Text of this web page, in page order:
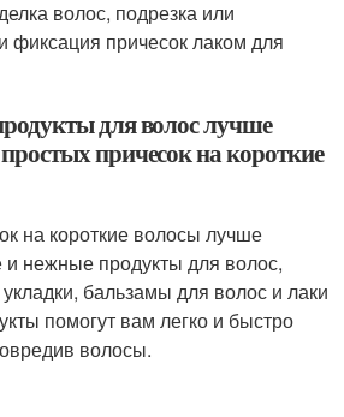
волос, подрезка или
фиксация причесок лаком для
для волос лучше
причесок на короткие
на короткие волосы лучше
и нежные продукты для волос,
бальзамы для волос и лаки
помогут вам легко и быстро
волосы.